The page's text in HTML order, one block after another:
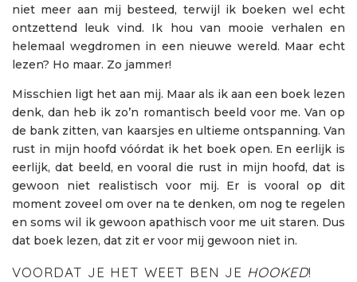
niet meer aan mij besteed, terwijl ik boeken wel echt
ontzettend leuk vind. Ik hou van mooie verhalen en
helemaal wegdromen in een nieuwe wereld. Maar echt
lezen? Ho maar. Zo jammer!
Misschien ligt het aan mij. Maar als ik aan een boek lezen
denk, dan heb ik zo’n romantisch beeld voor me. Van op
de bank zitten, van kaarsjes en ultieme ontspanning. Van
rust in mijn hoofd vóórdat ik het boek open. En eerlijk is
eerlijk, dat beeld, en vooral die rust in mijn hoofd, dat is
gewoon niet realistisch voor mij. Er is vooral op dit
moment zoveel om over na te denken, om nog te regelen
en soms wil ik gewoon apathisch voor me uit staren. Dus
dat boek lezen, dat zit er voor mij gewoon niet in.
VOORDAT JE HET WEET BEN JE HOOKED!